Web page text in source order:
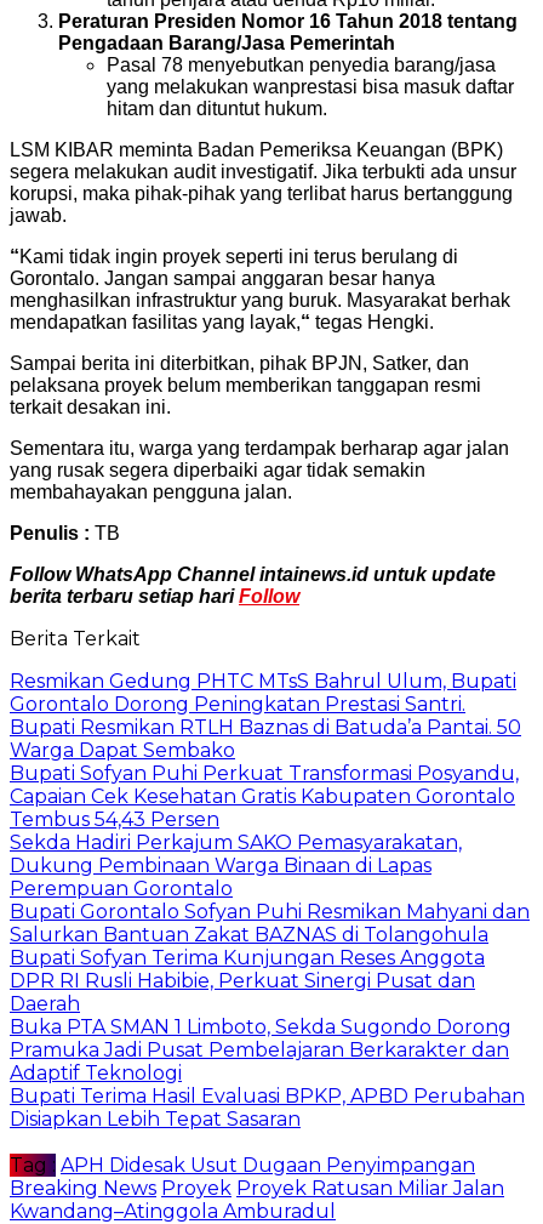
Peraturan Presiden Nomor 16 Tahun 2018 tentang
Pengadaan Barang/Jasa Pemerintah
Pasal 78 menyebutkan penyedia barang/jasa
yang melakukan wanprestasi bisa masuk daftar
hitam dan dituntut hukum.
LSM KIBAR meminta Badan Pemeriksa Keuangan (BPK)
segera melakukan audit investigatif. Jika terbukti ada unsur
korupsi, maka pihak-pihak yang terlibat harus bertanggung
jawab.
“Kami tidak ingin proyek seperti ini terus berulang di
Gorontalo. Jangan sampai anggaran besar hanya
menghasilkan infrastruktur yang buruk. Masyarakat berhak
mendapatkan fasilitas yang layak,“ tegas Hengki.
Sampai berita ini diterbitkan, pihak BPJN, Satker, dan
pelaksana proyek belum memberikan tanggapan resmi
terkait desakan ini.
Sementara itu, warga yang terdampak berharap agar jalan
yang rusak segera diperbaiki agar tidak semakin
membahayakan pengguna jalan.
Penulis : TB
Follow WhatsApp Channel intainews.id untuk update
berita terbaru setiap hariFollow
Berita Terkait
Resmikan Gedung PHTC MTsS Bahrul Ulum, Bupati
Gorontalo Dorong Peningkatan Prestasi Santri.
Bupati Resmikan RTLH Baznas di Batuda’a Pantai. 50
Warga Dapat Sembako
Bupati Sofyan Puhi Perkuat Transformasi Posyandu,
Capaian Cek Kesehatan Gratis Kabupaten Gorontalo
Tembus 54,43 Persen
Sekda Hadiri Perkajum SAKO Pemasyarakatan,
Dukung Pembinaan Warga Binaan di Lapas
Perempuan Gorontalo
Bupati Gorontalo Sofyan Puhi Resmikan Mahyani dan
Salurkan Bantuan Zakat BAZNAS di Tolangohula
Bupati Sofyan Terima Kunjungan Reses Anggota
DPR RI Rusli Habibie, Perkuat Sinergi Pusat dan
Daerah
Buka PTA SMAN 1 Limboto, Sekda Sugondo Dorong
Pramuka Jadi Pusat Pembelajaran Berkarakter dan
Adaptif Teknologi
Bupati Terima Hasil Evaluasi BPKP, APBD Perubahan
Disiapkan Lebih Tepat Sasaran
Tag : APH Didesak Usut Dugaan Penyimpangan
Breaking News Proyek Proyek Ratusan Miliar Jalan
Kwandang–Atinggola Amburadul